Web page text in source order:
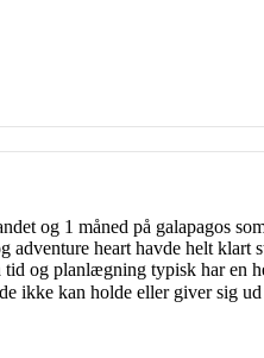
og 1 måned på galapagos
adventure heart havde helt klart
og planlægning typisk har en
ikke kan holde eller giver sig